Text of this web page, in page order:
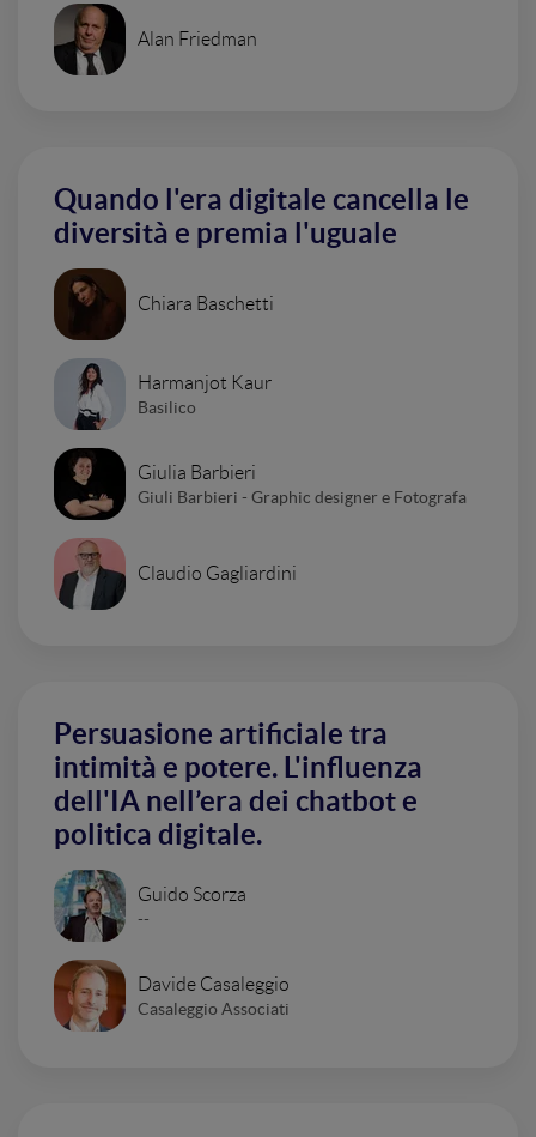
Alan Friedman
Quando l'era digitale cancella le
diversità e premia l'uguale
Chiara Baschetti
Harmanjot Kaur
Basilico
Giulia Barbieri
Giuli Barbieri - Graphic designer e Fotografa
Claudio Gagliardini
Persuasione artificiale tra
intimità e potere. L'influenza
dell'IA nell’era dei chatbot e
politica digitale.
Guido Scorza
--
Davide Casaleggio
Casaleggio Associati